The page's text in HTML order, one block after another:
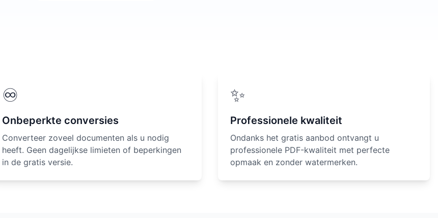
♾️
Onbeperkte conversies
Converteer zoveel documenten als u nodig
heeft. Geen dagelijkse limieten of beperkingen
in de gratis versie.
✨
Professionele kwaliteit
Ondanks het gratis aanbod ontvangt u
professionele PDF-kwaliteit met perfecte
opmaak en zonder watermerken.